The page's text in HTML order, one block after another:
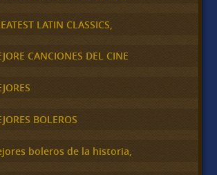
LATIN CLASSICS,
CANCIONES DEL CINE
BOLEROS
boleros de la historia,